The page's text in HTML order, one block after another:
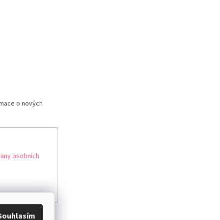
o nových
osobních